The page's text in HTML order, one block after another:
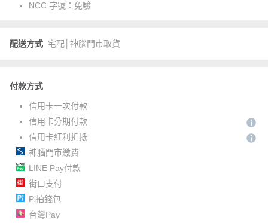
NCC 字號： 免驗
配送方式 宅配│神腦門市取貨
付款方式
信用卡一次付款
信用卡分期付款
信用卡紅利折抵
神腦門市繳費
LINE Pay付款
街口支付
Pi拍錢包
台灣Pay